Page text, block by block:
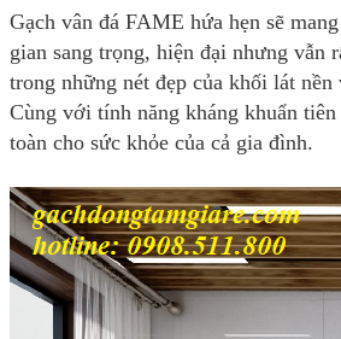
Gạch vân đá FAME hứa hẹn sẽ
gian sang trọng, hiện đại nhưng vẫn
trong những nét đẹp của khối lát nền
Cùng với tính năng kháng khuẩn
toàn cho sức khỏe của cả gia đình.